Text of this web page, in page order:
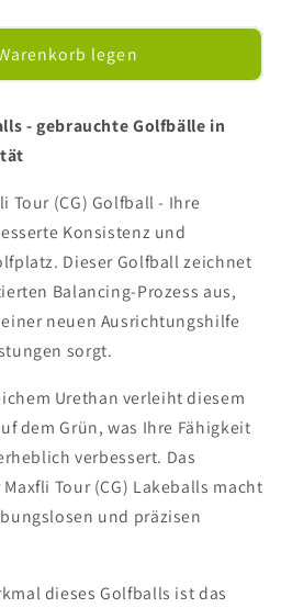
legen
- gebrauchte Golfbälle in
Tour (CG) Golfball - Ihre
Konsistenz und
Dieser Golfball zeichnet
Balancing-Prozess aus,
neuen Ausrichtungshilfe
sorgt.
Urethan verleiht diesem
dem Grün, was Ihre Fähigkeit
verbessert. Das
Tour (CG) Lakeballs macht
und präzisen
dieses Golfballs ist das